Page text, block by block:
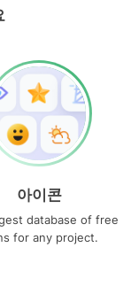
아이콘
database of free
for any project.